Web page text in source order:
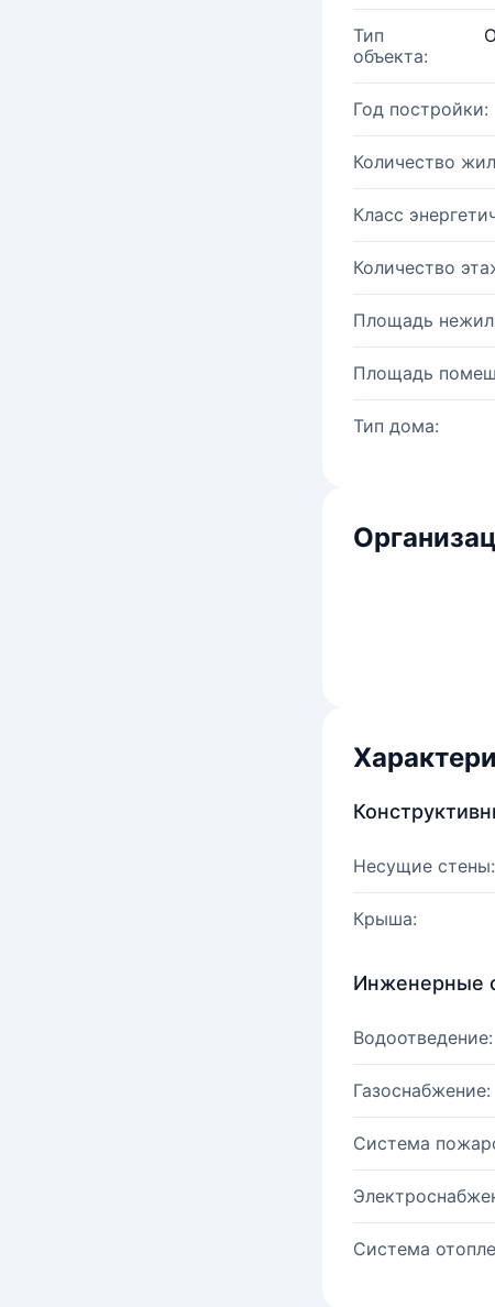
Тип
объекта:
Год постройки:
Количество
Класс
Количество
Площадь
Площадь
Тип дома:
Несущие стены:
Крыша:
Инженерные
Водоотведение:
Газоснабжение:
Система
Система